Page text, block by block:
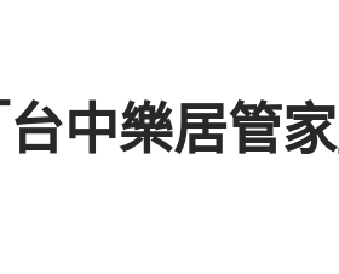
中樂居管家